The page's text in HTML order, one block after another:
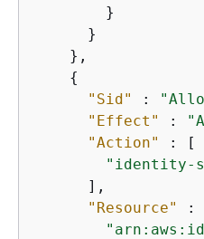
        }
      }
    },
{
"Sid"
:
"Effect"
:
"Action"
: [
"identity-
      ],
"Resource"
: